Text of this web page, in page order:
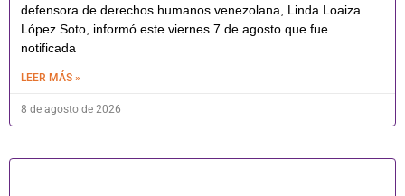
defensora de derechos humanos venezolana, Linda Loaiza
López Soto, informó este viernes 7 de agosto que fue
notificada
LEER MÁS »
8 de agosto de 2026